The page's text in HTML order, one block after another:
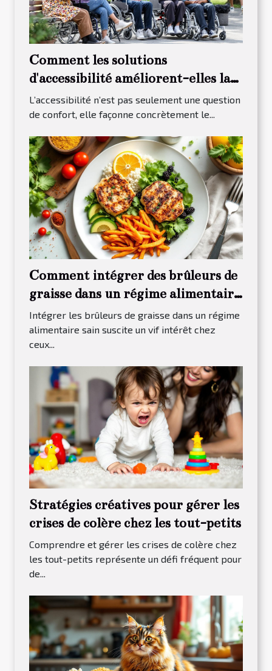
Comment les solutions
d'accessibilité améliorent-elles la
vie quotidienne ?
L’accessibilité n’est pas seulement une question
de confort, elle façonne concrètement le...
Comment intégrer des brûleurs de
graisse dans un régime alimentaire
sain ?
Intégrer les brûleurs de graisse dans un régime
alimentaire sain suscite un vif intérêt chez
ceux...
Stratégies créatives pour gérer les
crises de colère chez les tout-petits
Comprendre et gérer les crises de colère chez
les tout-petits représente un défi fréquent pour
de...